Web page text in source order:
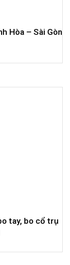
Hòa – Sài Gòn
tay, bo cổ trụ